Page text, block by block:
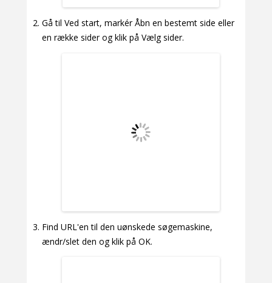
Gå til Ved start, markér Åbn en bestemt side eller
en række sider og klik på Vælg sider.
Find URL'en til den uønskede søgemaskine,
ændr/slet den og klik på OK.